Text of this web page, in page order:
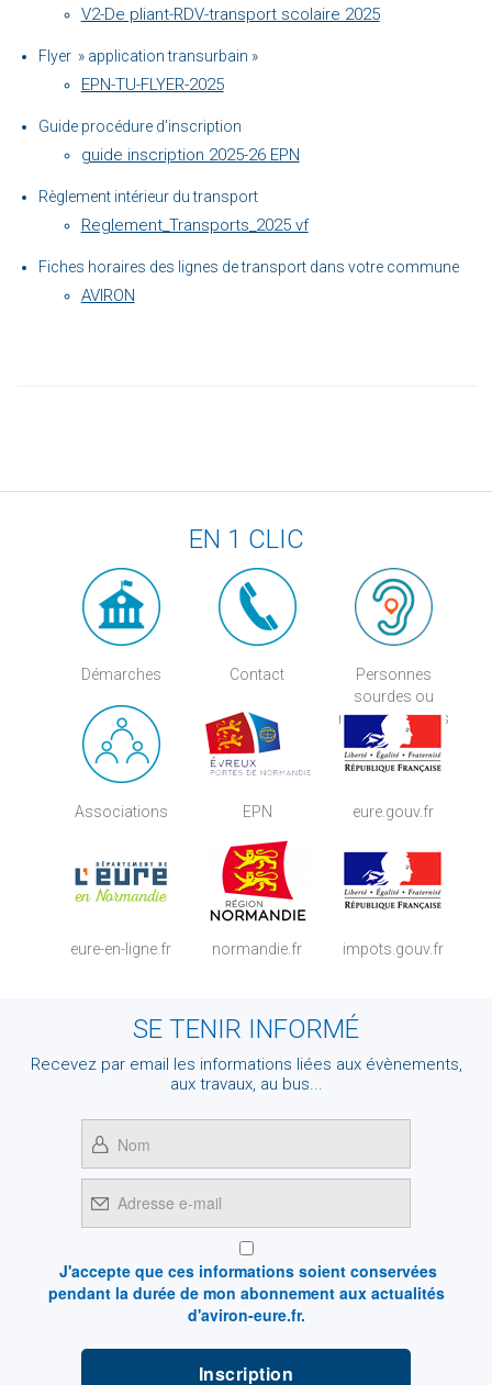
V2-De pliant-RDV-transport scolaire 2025
Flyer » application transurbain »
EPN-TU-FLYER-2025
Guide procédure d’inscription
guide inscription 2025-26 EPN
Règlement intérieur du transport
Reglement_Transports_2025 vf
Fiches horaires des lignes de transport dans votre commune
AVIRON
EN 1 CLIC
Démarches Contact
Personnes
sourdes ou
malentendantes
Associations EPN eure.gouv.fr
eure-en-ligne.fr normandie.fr impots.gouv.fr
SE TENIR INFORMÉ
Recevez par email les informations liées aux évènements,
aux travaux, au bus...
J'accepte que ces informations soient conservées
pendant la durée de mon abonnement aux actualités
d'aviron-eure.fr.